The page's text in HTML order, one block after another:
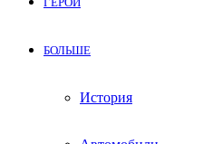
БОЛЬШЕ
История